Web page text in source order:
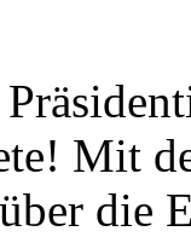
Mit
die